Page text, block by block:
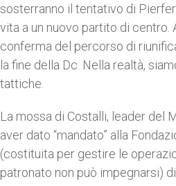
sosterranno il tentativo di
vita a un nuovo partito di centro.
conferma del percorso di
la fine della Dc. Nella realtà,
tattiche.
La mossa di Costalli, leader del
aver dato “mandato” alla
(costituita per gestire le
patronato non può impegnarsi)